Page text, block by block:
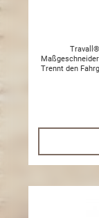
Travall®
Trennt den
Fahrzeug
Schritt-für-Schritt-Anleitung Dieses
Cherokee SRT
Jeep Grand
Dunkelgrau Material Stahl mit Nylon-Pulverbeschichtung Herkunft
am Fahrzeug notwendig Nein